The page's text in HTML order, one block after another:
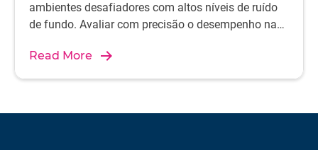
ambientes desafiadores com altos níveis de ruído
de fundo. Avaliar com precisão o desempenho na
Read More